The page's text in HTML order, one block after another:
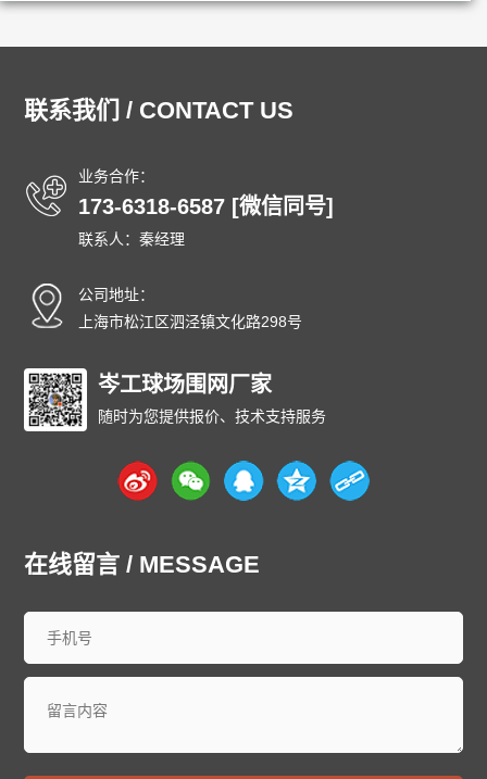
联系我们 / CONTACT US
业务合作：
173-6318-6587 [微信同号]
联系人：秦经理
公司地址：
上海市松江区泗泾镇文化路298号
岑工球场围网厂家
随时为您提供报价、技术支持服务
在线留言 / MESSAGE